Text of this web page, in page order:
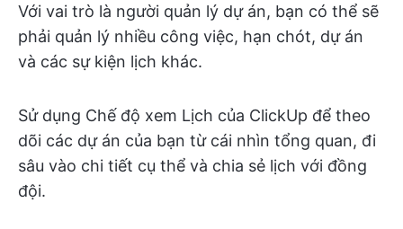
Với vai trò là người quản lý dự án, bạn có thể sẽ
phải quản lý nhiều công việc, hạn chót, dự án
và các sự kiện lịch khác.
Sử dụng Chế độ xem Lịch của ClickUp để theo
dõi các dự án của bạn từ cái nhìn tổng quan, đi
sâu vào chi tiết cụ thể và chia sẻ lịch với đồng
đội.